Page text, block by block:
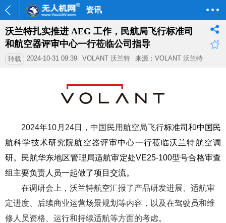
资讯
沃兰特扎实推进 AEG 工作，民航局飞行标准司
和航空器评审中心一行莅临公司指导
转载 2024-10-31 09:39 VOLANT 沃兰特 来源：VOLANT 沃兰特
2024年10月24日，中国民用航空局飞行标准司和中国民
航科学技术研究院航空器评审中心一行莅临沃兰特航空调
研。民航华东地区管理局适航审定处VE25-100型号合格审查
组主要负责人员一起做了项目交流。
在调研会上，沃兰特航空汇报了产品研发进展、适航审
定进度、后续商业运营场景规划等内容，以及在驾驶员和维
修人员资格、运行和持续适航等方面的考虑。